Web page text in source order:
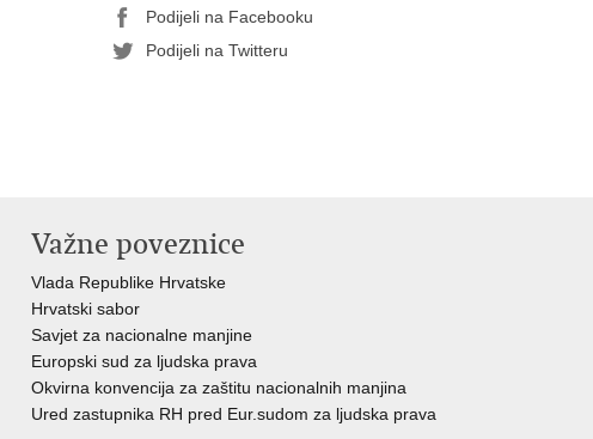
Podijeli na Facebooku
Podijeli na Twitteru
Važne poveznice
Vlada Republike Hrvatske
Hrvatski sabor
Savjet za nacionalne manjine
Europski sud za ljudska prava
Okvirna konvencija za zaštitu nacionalnih manjina
Ured zastupnika RH pred Eur.sudom za ljudska prava